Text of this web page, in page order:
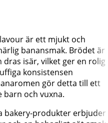
är ett mjukt och
banansmak. Brödet är
isär, vilket ger en rolig
konsistensen
gör detta till ett
barn och vuxna.
bakery-produkter erbjuder